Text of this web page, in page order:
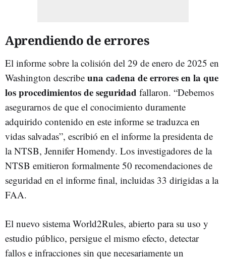
Aprendiendo de errores
El informe sobre la colisión del 29 de enero de 2025 en
Washington describe una cadena de errores en la que
los procedimientos de seguridad fallaron. “Debemos
asegurarnos de que el conocimiento duramente
adquirido contenido en este informe se traduzca en
vidas salvadas”, escribió en el informe la presidenta de
la NTSB, Jennifer Homendy. Los investigadores de la
NTSB emitieron formalmente 50 recomendaciones de
seguridad en el informe final, incluidas 33 dirigidas a la
FAA.
El nuevo sistema World2Rules, abierto para su uso y
estudio público, persigue el mismo efecto, detectar
fallos e infracciones sin que necesariamente un